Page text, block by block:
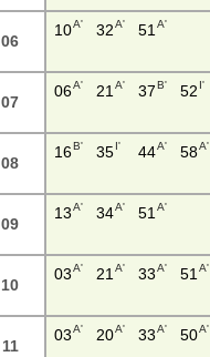
06
10A' 32A' 51 A'
07
06A' 21 A' 37 B' 52 I'
08
16B' 35I' 44A' 58A'
09
13A' 34A' 51 A'
10
03A' 21 A' 33 A' 51 A'
11
03A' 20A' 33 A' 50A'